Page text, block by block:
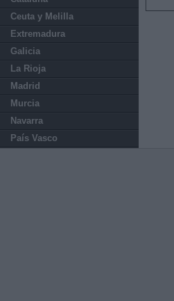
Ceuta y Melilla
Extremadura
Galicia
La Rioja
Madrid
Murcia
Navarra
País Vasco